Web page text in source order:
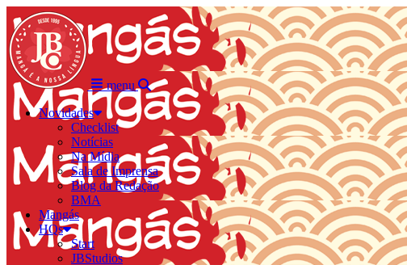
menu
Novidades
Checklist
Notícias
Na Mídia
Sala de Imprensa
Blog da Redação
BMA
Mangás
HQs
Start
JBStudios